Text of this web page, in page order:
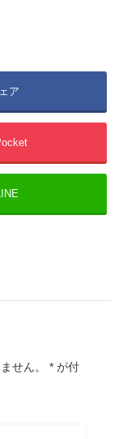
ア
せん。 * が付